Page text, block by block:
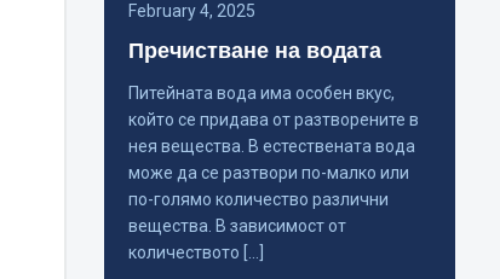
February 4, 2025
Пречистване на водата
Питейната вода има особен вкус,
който се придава от разтворените в
нея вещества. В естествената вода
може да се разтвори по-малко или
по-голямо количество различни
вещества. В зависимост от
количеството […]